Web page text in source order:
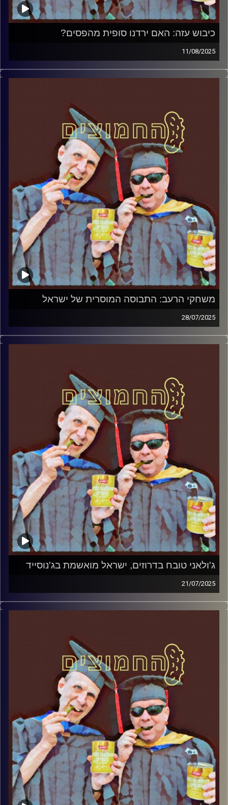
כיבוש עזה: האם ירדנו סופית מהפסים?
11/08/2025
המערכת הפוליטית על ספת הפסיכולוג, עם פרופסור בועז בן-
דוד ופרופסור גלעד הירשברגר
קרדיט תמונות:AudioVersity
משחקי הרעב: התבוסה המוסרית של ישראל
28/07/2025
המערכת הפוליטית על ספת הפסיכולוג, עם פרופסור בועז בן-
דוד ופרופסור גלעד הירשברגר
קרדיט תמונות:AudioVersity
ג'ולאני טובח בדרוזים, ישראל מואשמת בג'נוסייד
21/07/2025
המערכת הפוליטית על ספת הפסיכולוג, עם פרופסור בועז בן-
דוד ופרופסור גלעד הירשברגר
קרדיט תמונות:AudioVersity